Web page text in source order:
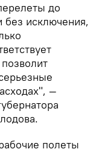
до
без исключения,
—
полеты